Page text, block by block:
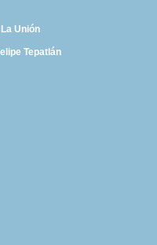
Unión
Tepatlán